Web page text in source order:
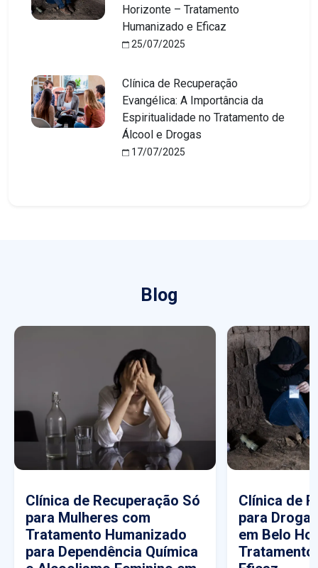
Horizonte – Tratamento
Humanizado e Eficaz
25/07/2025
Clínica de Recuperação
Evangélica: A Importância da
Espiritualidade no Tratamento de
Álcool e Drogas
17/07/2025
Blog
Clínica de Recuperação Só
para Mulheres com
Tratamento Humanizado
para Dependência Química
Clínica de
para
em Belo
Tratamento